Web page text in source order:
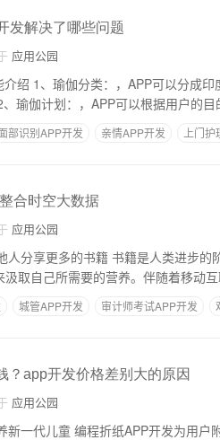
发解决了哪些问题
应用公园
产后瑜伽、瑜伽等
瑜伽计划：，APP可以根据用户的
部识别APP开发 亲情APP开发 上门
合时空大数据
应用公园
梯，即使是信息传播速度极快的今天仍然还有一大
取自己所需要的营养。伴随着移动
城管APP开发 审计师考试APP开发
？app开发价格差别大的原因
应用公园
编程折纸课程，只要用户上手之后就能